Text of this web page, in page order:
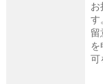
お
す
留
を
可